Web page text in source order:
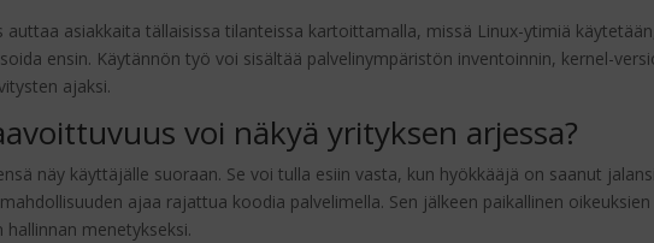
auttaa asiakkaita tällaisissa tilanteissa kartoittamalla, missä Linux-ytimiä
ensin. Käytännön työ voi sisältää palvelinympäristön inventoinnin, kernel-
ajaksi.
voi näkyä yrityksen arjessa?
näy käyttäjälle suoraan. Se voi tulla esiin vasta, kun hyökkääjä on saanut
ajaa rajattua koodia palvelimella. Sen jälkeen paikallinen
hallinnan menetykseksi.